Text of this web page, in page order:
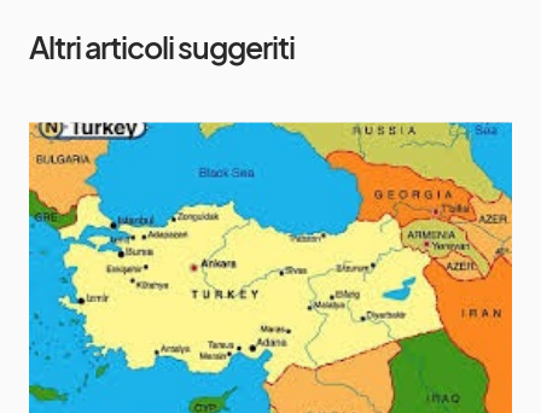
Altri articoli suggeriti